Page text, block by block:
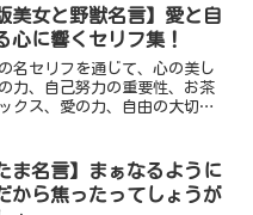
美女と野獣名言】愛と自
心に響くセリフ集！
名セリフを通じて、心の美し
力、自己努力の重要性、お茶
クス、愛の力、自由の大切さ
気を取り戻しましょう。
ま名言】まぁなるように
から焦ったってしょうが